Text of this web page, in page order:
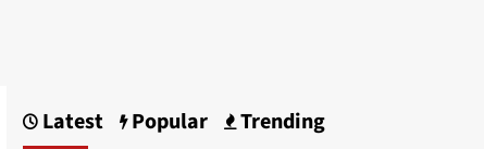
Latest Popular Trending